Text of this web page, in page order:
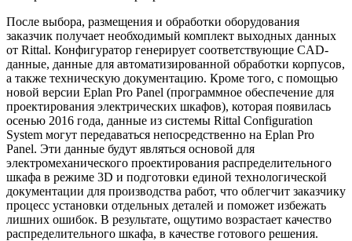
После выбора, размещения и обработки оборудования
заказчик получает необходимый комплект выходных данных
от Rittal. Конфигуратор генерирует соответствующие CAD-
данные, данные для автоматизированной обработки корпусов,
а также техническую документацию. Кроме того, с помощью
новой версии Eplan Pro Panel (программное обеспечение для
проектирования электрических шкафов), которая появилась
осенью 2016 года, данные из системы Rittal Configuration
System могут передаваться непосредственно на Eplan Pro
Panel. Эти данные будут являться основой для
электромеханического проектирования распределительного
шкафа в режиме 3D и подготовки единой технологической
документации для производства работ, что облегчит заказчику
процесс установки отдельных деталей и поможет избежать
лишних ошибок. В результате, ощутимо возрастает качество
распределительного шкафа, в качестве готового решения.